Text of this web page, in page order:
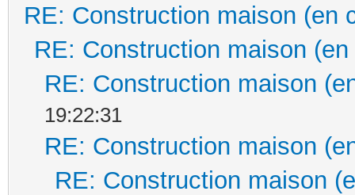
RE: Construction maison (en
RE: Construction maison
RE: Construction maison
19:22:31
RE: Construction maison
RE: Construction maison